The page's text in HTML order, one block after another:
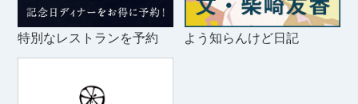
特別なレストランを予約 よう知らんけど日記